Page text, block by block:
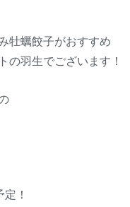
牡蠣餃子がおすすめ
羽生でございます！
！